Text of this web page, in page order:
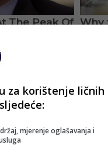
za korištenje ličnih
mjerenje oglašavanja i